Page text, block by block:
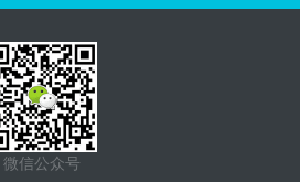
微信公众号